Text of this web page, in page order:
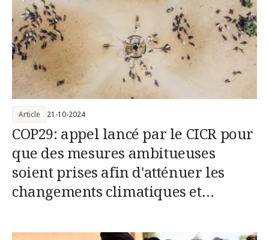
COP29: appel lancé par le CICR pour
que des mesures ambitueuses
soient prises afin d'atténuer les
changements climatiques et
dans les situations de conflit
Article 21-10-2024